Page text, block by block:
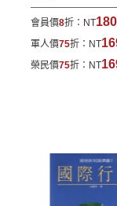
費。外文書籍將
寄送說明:
付款完成後，
會員價8折： NT180
軍人價75折： NT
榮民價75折： NT